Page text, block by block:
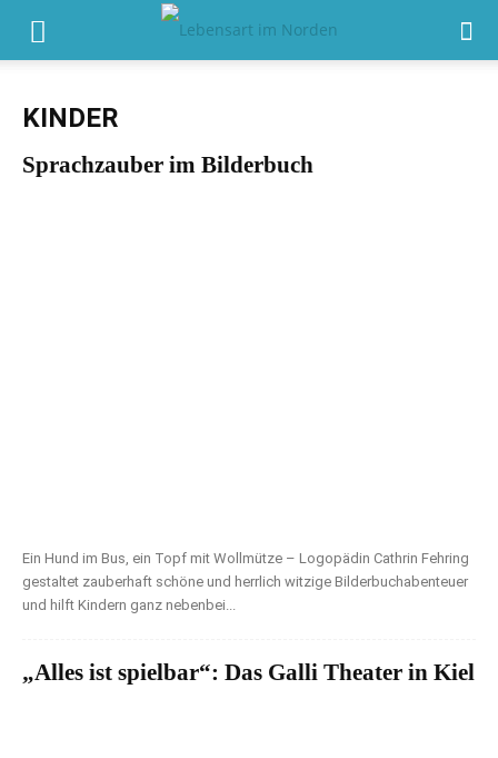
KINDER
Sprachzauber im Bilderbuch
Ein Hund im Bus, ein Topf mit Wollmütze – Logopädin Cathrin Fehring
gestaltet zauberhaft schöne und herrlich witzige Bilderbuchabenteuer
und hilft Kindern ganz nebenbei...
„Alles ist spielbar“: Das Galli Theater in Kiel